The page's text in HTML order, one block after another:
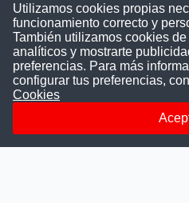
ConvocatoriasDeTrabajo.com es
la difusión y transparencia de
ayudamos a las instituciones a
talentos. A nuestros usuarios le
Utilizamos cookies propias
funcionamiento correcto y
También utilizamos cookies
analíticos y mostrarte
preferencias. Para más
configurar tus preferencias,
Cookies